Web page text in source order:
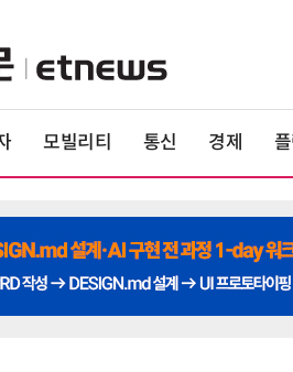
모빌리티 통신 경제